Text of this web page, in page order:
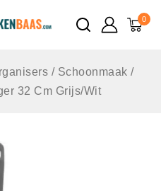
0
/ Schoonmaak /
32 Cm Grijs/Wit